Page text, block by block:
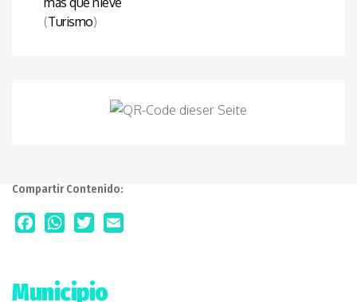
(Turismo)
Compartir Contenido:
Municipio